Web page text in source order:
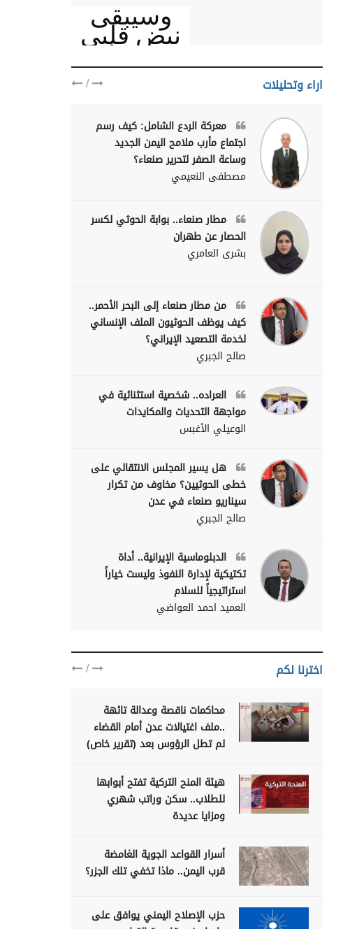
وسيبقى
نبض قلبي
يمنيا
اراء وتحليلات /
معركة الردع الشامل: كيف رسم
اجتماع مأرب ملامح اليمن الجديد
وساعة الصفر لتحرير صنعاء؟
مصطفى النعيمي
مطار صنعاء.. بوابة الحوثي لكسر
الحصار عن طهران
بشرى العامري
من مطار صنعاء إلى البحر الأحمر..
كيف يوظف الحوثيون الملف الإنساني
لخدمة التصعيد الإيراني؟
صالح الجبري
العراده.. شخصية استثنائية في
مواجهة التحديات والمكايدات
الوعيلي الأغبس
هل يسير المجلس الانتقالي على
خطى الحوثيين؟ مخاوف من تكرار
سيناريو صنعاء في عدن
صالح الجبري
الدبلوماسية الإيرانية.. أداة
تكتيكية لإدارة النفوذ وليست خياراً
استراتيجياً للسلام
العميد احمد العواضي
اخترنا لكم /
محاكمات ناقصة وعدالة تائهة
..ملف اغتيالات عدن أمام القضاء
لم تطل الرؤوس بعد (تقرير خاص)
هيئة المنح التركية تفتح أبوابها
للطلاب.. سكن وراتب شهري
ومزايا عديدة
أسرار القواعد الجوية الغامضة
قرب اليمن.. ماذا تخفي تلك الجزر؟
حزب الإصلاح اليمني يوافق على